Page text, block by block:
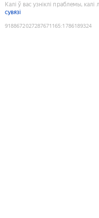
Калі ў вас узніклі праблемы, калі
сувязі
9188672027287671165:1786189324